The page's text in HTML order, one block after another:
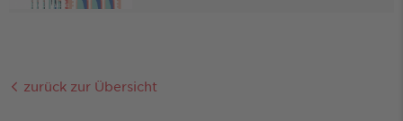
© raphaelle martin
zurück zur Übersicht